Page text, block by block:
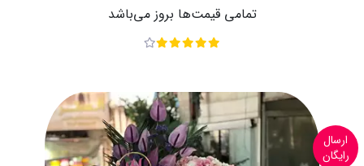
تمامی قیمت‌ها بروز می‌باشد
ارسال
رایگان